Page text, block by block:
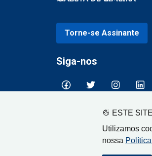
ESTE
Utilizamos
nossa
Torne-se Assinante
Siga-nos